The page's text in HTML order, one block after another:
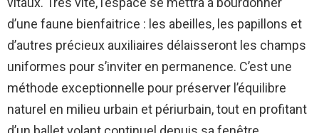
d’une faune bienfaitrice : les abeilles, les papillons et
d’autres précieux auxiliaires délaisseront les champs
uniformes pour s’inviter en permanence. C’est une
méthode exceptionnelle pour préserver l’équilibre
naturel en milieu urbain et périurbain, tout en profitant